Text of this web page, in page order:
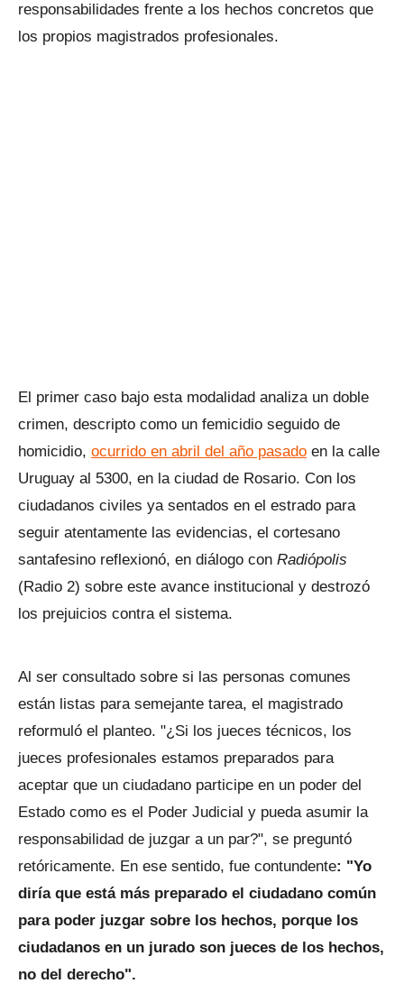
responsabilidades frente a los hechos concretos que
los propios magistrados profesionales.
El primer caso bajo esta modalidad analiza un doble
crimen, descripto como un femicidio seguido de
homicidio, ocurrido en abril del año pasado en la calle
Uruguay al 5300, en la ciudad de Rosario. Con los
ciudadanos civiles ya sentados en el estrado para
seguir atentamente las evidencias, el cortesano
santafesino reflexionó, en diálogo con Radiópolis
(Radio 2) sobre este avance institucional y destrozó
los prejuicios contra el sistema.
Al ser consultado sobre si las personas comunes
están listas para semejante tarea, el magistrado
reformuló el planteo. "¿Si los jueces técnicos, los
jueces profesionales estamos preparados para
aceptar que un ciudadano participe en un poder del
Estado como es el Poder Judicial y pueda asumir la
responsabilidad de juzgar a un par?", se preguntó
retóricamente. En ese sentido, fue contundente: "Yo
diría que está más preparado el ciudadano común
para poder juzgar sobre los hechos, porque los
ciudadanos en un jurado son jueces de los hechos,
no del derecho".